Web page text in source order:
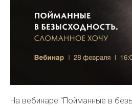
На вебинаре "Пойманные в